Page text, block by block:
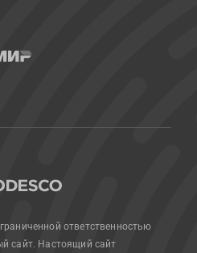
ответственностью
сайт. Настоящий сайт